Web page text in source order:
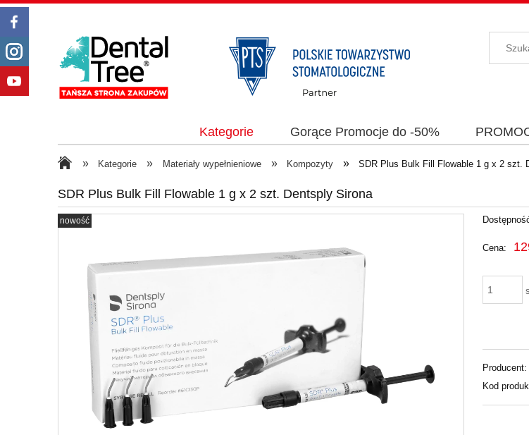
Kategorie Gorące Promocje do -50%
» Kategorie » Materiały wypełnieniowe » Kompozyty » SDR Plus Bulk Fill Flowable 1 g x 2 szt.
SDR Plus Bulk Fill Flowable 1 g x 2 szt. Dentsply Sirona
nowość
Cena:
Producent:
Kod